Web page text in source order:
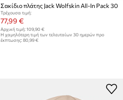
Σακίδιο πλάτης Jack Wolfskin All-In Pack 30
Τρέχουσα τιμή:
77,99 €
Αρχική τιμή: 109,90 €
Η χαμηλότερη τιμή των τελευταίων 30 ημερών προ
έκπτωσης: 80,99 €